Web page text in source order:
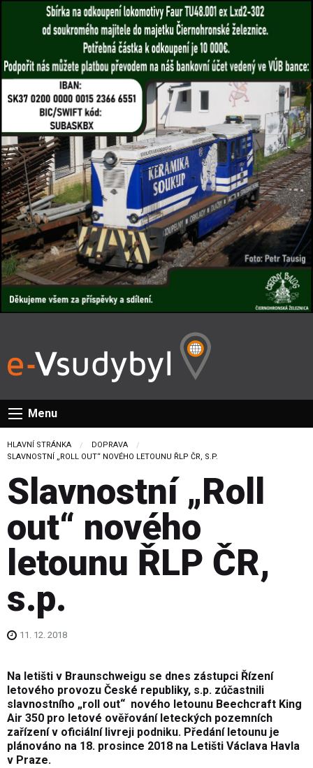
Menu
HLAVNÍ STRÁNKA
DOPRAVA
CURRENT:
SLAVNOSTNÍ „ROLL OUT“ NOVÉHO LETOUNU ŘLP ČR, S.P.
Slavnostní „Roll
out“ nového
letounu ŘLP ČR,
s.p.
11. 12. 2018
Na letišti v Braunschweigu se dnes zástupci Řízení
letového provozu České republiky, s.p. zúčastnili
slavnostního „roll out“ nového letounu Beechcraft King
Air 350 pro letové ověřování leteckých pozemních
zařízení v oficiální livreji podniku. Předání letounu je
plánováno na 18. prosince 2018 na Letišti Václava Havla
v Praze.